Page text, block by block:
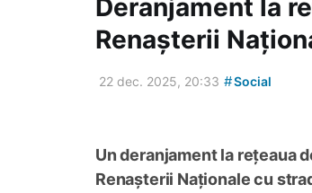
Deranjament la
Renașterii
22 dec. 2025, 20:33 #Social
Un deranjament la rețeaua
Renașterii Naționale cu